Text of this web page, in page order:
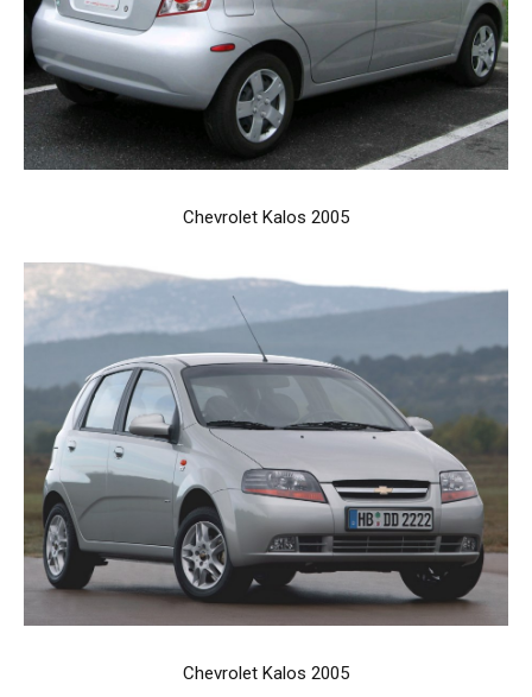
Chevrolet Kalos 2005
Chevrolet Kalos 2005